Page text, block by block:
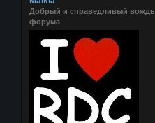
Добрый и справедливый вождь
форума